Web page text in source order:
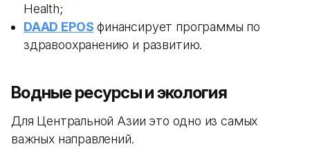
Health;
DAAD EPOS финансирует программы по
здравоохранению и развитию.
Водные ресурсы и экология
Для Центральной Азии это одно из самых
важных направлений.